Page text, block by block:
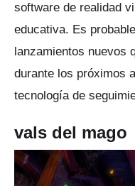
software de realidad
educativa. Es
lanzamientos nuevos
durante los próximos
tecnología de
vals del mago